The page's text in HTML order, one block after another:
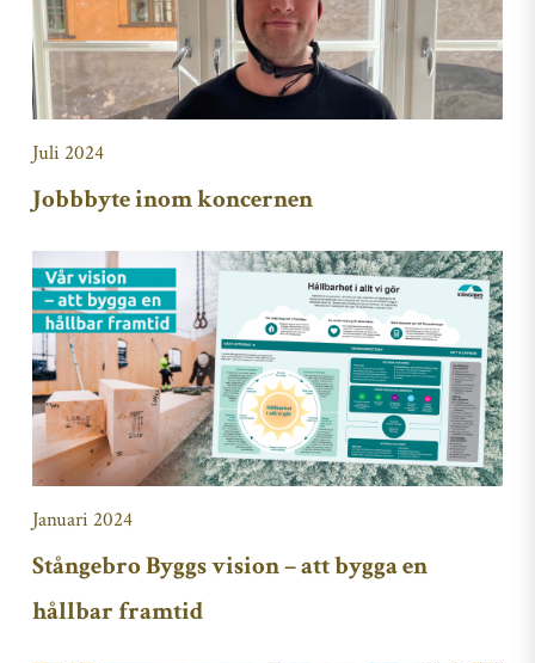
Juli 2024
Jobbbyte inom koncernen
Januari 2024
Stångebro Byggs vision – att bygga en
hållbar framtid